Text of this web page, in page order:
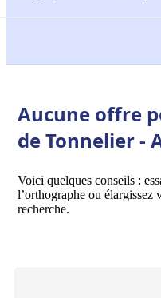
Aucune offre
de Tonnelier -
Voici quelques conseils :
l’orthographe ou élargissez
recherche.